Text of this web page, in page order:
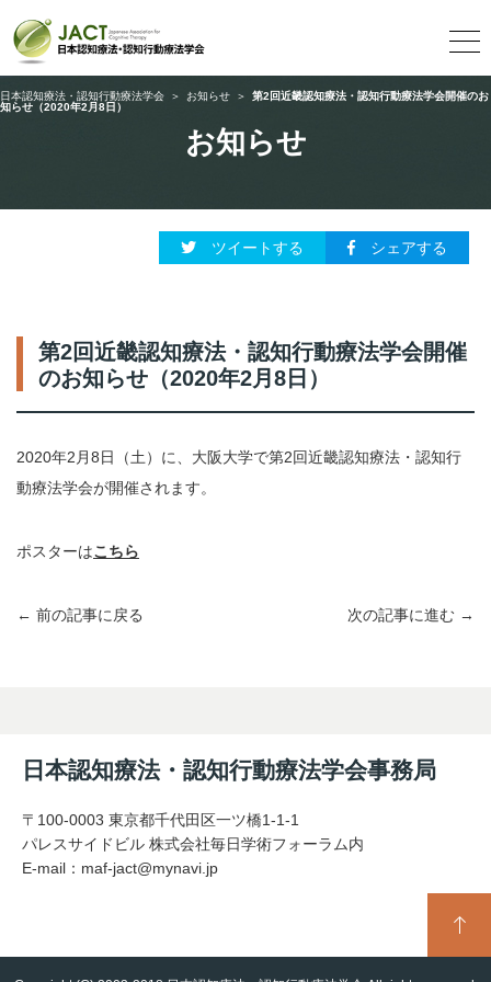
お知らせ
日本認知療法・認知行動療法学会 ＞ お知らせ ＞ 第2回近畿認知療法・認知行動療法学会開催のお
知らせ（2020年2月8日）
ツイートする シェアする
第2回近畿認知療法・認知行動療法学会開催
のお知らせ（2020年2月8日）
2020年2月8日（土）に、大阪大学で第2回近畿認知療法・認知行
動療法学会が開催されます。
ポスターはこちら
← 前の記事に戻る 次の記事に進む →
日本認知療法・認知行動療法学会事務局
〒100-0003 東京都千代田区一ツ橋1-1-1
パレスサイドビル 株式会社毎日学術フォーラム内
E-mail： maf-jact@mynavi.jp